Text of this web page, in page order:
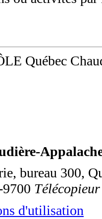
Québec
bureau 300,
Télécopieur
d'utilisation